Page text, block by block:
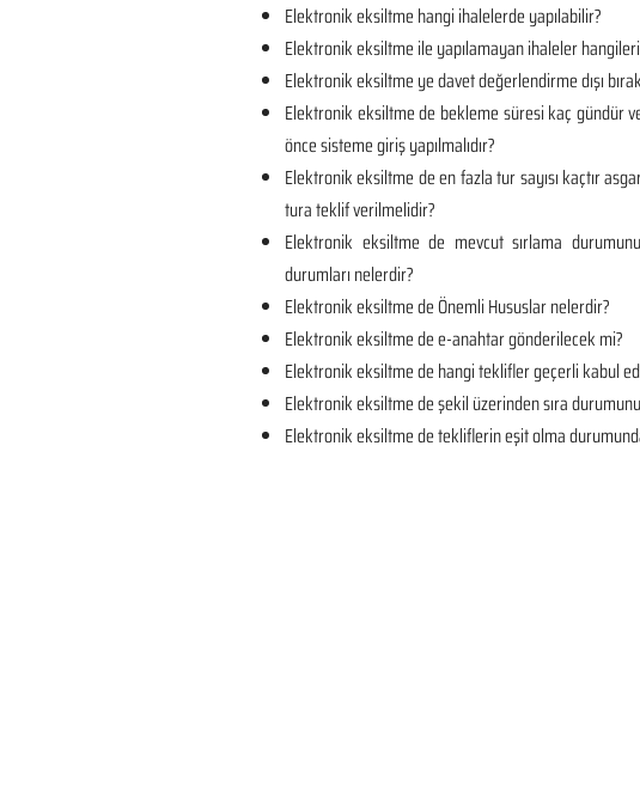
Elektronik eksiltme hangi ihalelerde yapılabilir?
Elektronik eksiltme ile yapılamayan ihaleler
Elektronik eksiltme ye davet değerlendirme dışı
Elektronik eksiltme de bekleme süresi kaç gündür
önce sisteme giriş yapılmalıdır?
Elektronik eksiltme de en fazla tur sayısı kaçtır
tura teklif verilmelidir?
Elektronik eksiltme de mevcut sırlama
durumları nelerdir?
Elektronik eksiltme de Önemli Hususlar nelerdir?
Elektronik eksiltme de e-anahtar gönderilecek mi?
Elektronik eksiltme de hangi teklifler geçerli kabul
Elektronik eksiltme de şekil üzerinden sıra
Elektronik eksiltme de tekliflerin eşit olma